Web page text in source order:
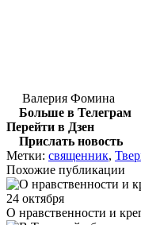
Валерия Фомина
Больше в Телеграм
Перейти в Дзен
Прислать новость
Метки: священник,
Похожие публикации
24 октября
О нравственности и